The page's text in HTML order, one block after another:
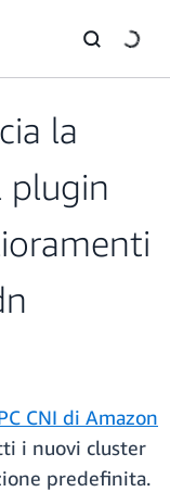
la
plugin
CNI di Amazon
i nuovi cluster
predefinita.